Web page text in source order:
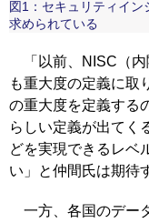
図1：セキュリティイ
求められている
「以前、NISC（内
も重大度の定義に取
の重大度を定義する
らしい定義が出てく
どを実現できるレベ
い」と仲間氏は期待
一方、各国のデー